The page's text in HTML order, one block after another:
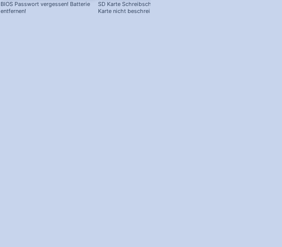
BIOS Passwort vergessen! Batterie
entfernen!
SD Karte Schreibschutz austricksen:
Karte nicht beschreibbar?